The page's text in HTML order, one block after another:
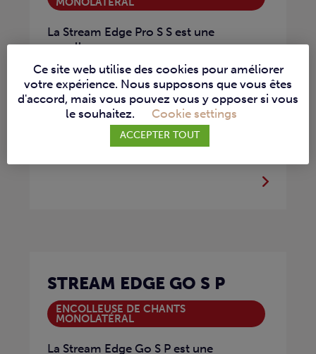
La Stream Edge Pro S S est une
encolleuse...
STREAM EDGE GO S P
ENCOLLEUSE DE CHANTS
MONOLATÉRAL
La Stream Edge Go S P est une
Ce site web utilise des cookies pour améliorer
votre expérience. Nous supposons que vous êtes
d'accord, mais vous pouvez vous y opposer si vous
le souhaitez.
Cookie settings
ACCEPTER TOUT